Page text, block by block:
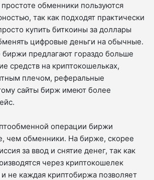
обменники пользуются
так как подходят практически
купить биткоины за доллары
цифровые деньги на обычные.
предлагают гораздо больше
средств на криптокошельках,
плечом, реферальные
сайты бирж имеют более
операции биржи
чем обменники. На бирже, скорее
за ввод и снятие денег, так как
через криптокошелек
не каждая криптобиржа позволяет